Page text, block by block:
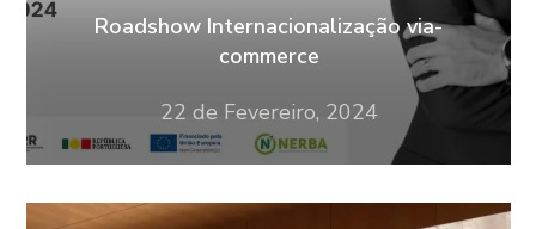
Roadshow Internacionalização via-
commerce
22 de Fevereiro, 2024